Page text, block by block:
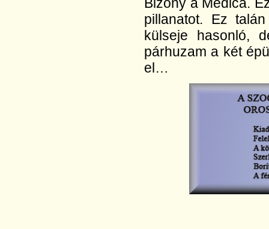
pillanatot. Ez
külseje hasonló,
párhuzam a két
el…